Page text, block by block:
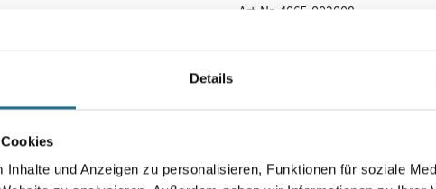
Details
und Anzeigen zu personalisieren, Funktionen für soziale
Art-Nr.: 1065-003008